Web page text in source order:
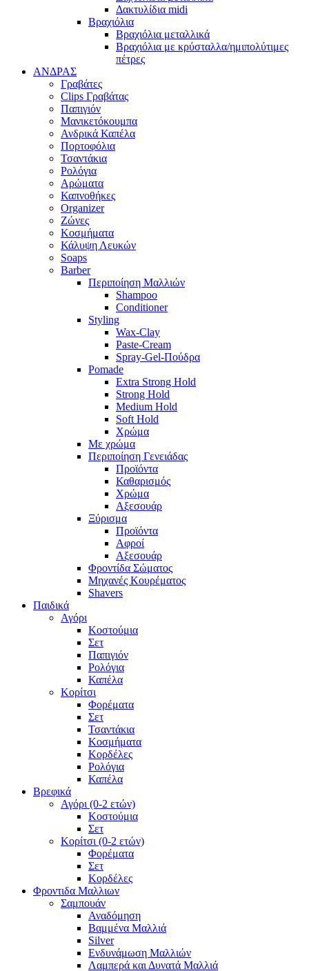
Δακτυλίδια midi
Βραχιόλια
Βραχιόλια μεταλλικά
Βραχιόλια με κρύσταλλα/ημιπολύτιμες
πέτρες
ΑΝΔΡΑΣ
Γραβάτες
Clips Γραβάτας
Παπιγιόν
Μανικετόκουμπα
Ανδρικά Καπέλα
Πορτοφόλια
Τσαντάκια
Ρολόγια
Αρώματα
Καπνοθήκες
Organizer
Ζώνες
Κοσμήματα
Κάλυψη Λευκών
Soaps
Barber
Περιποίηση Μαλλιών
Shampoo
Conditioner
Styling
Wax-Clay
Paste-Cream
Spray-Gel-Πούδρα
Pomade
Extra Strong Hold
Strong Hold
Medium Hold
Soft Hold
Χρώμα
Με χρώμα
Περιποίηση Γενειάδας
Προϊόντα
Καθαρισμός
Χρώμα
Αξεσουάρ
Ξύρισμα
Προϊόντα
Αφροί
Αξεσουάρ
Φροντίδα Σώματος
Μηχανές Κουρέματος
Shavers
Παιδικά
Αγόρι
Κοστούμια
Σετ
Παπιγιόν
Ρολόγια
Καπέλα
Κορίτσι
Φορέματα
Σετ
Τσαντάκια
Κοσμήματα
Κορδέλες
Ρολόγια
Καπέλα
Βρεφικά
Αγόρι (0-2 ετών)
Κοστούμια
Σετ
Κορίτσι (0-2 ετών)
Φορέματα
Σετ
Κορδέλες
Φροντιδα Μαλλιων
Σαμπουάν
Αναδόμηση
Βαμμένα Μαλλιά
Silver
Ενδυνάμωση Μαλλιών
Λαμπερά και Δυνατά Μαλλιά